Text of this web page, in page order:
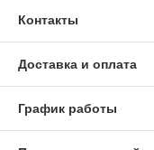
Контакты
Доставка и оплата
График работы